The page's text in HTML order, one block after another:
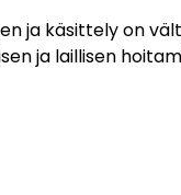
ja käsittely on
ja laillisen